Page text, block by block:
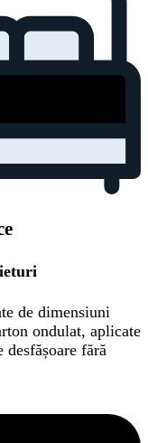
de dimensiuni
ondulat, aplicate
fără